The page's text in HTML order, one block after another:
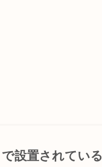
設置されている